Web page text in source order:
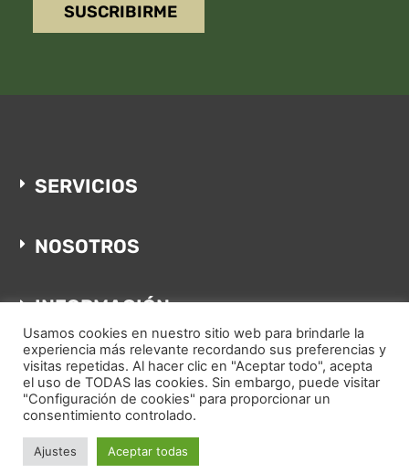
SUSCRIBIRME
SERVICIOS
NOSOTROS
INFORMACIÓN
Copyright © 2022. All rights reserved
Usamos cookies en nuestro sitio web para brindarle la
experiencia más relevante recordando sus preferencias y
visitas repetidas. Al hacer clic en "Aceptar todo", acepta
el uso de TODAS las cookies. Sin embargo, puede visitar
"Configuración de cookies" para proporcionar un
consentimiento controlado.
Ajustes Aceptar todas